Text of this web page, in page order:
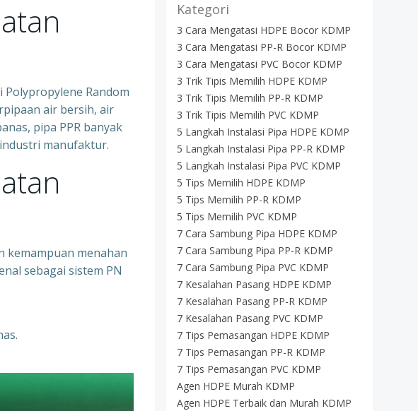
Polypropylene Random
air bersih, air
pipa PPR banyak
manufaktur.
kemampuan menahan
sebagai sistem PN
Kategori
3 Cara Mengatasi HDPE Bocor KDMP
3 Cara Mengatasi PP-R Bocor KDMP
3 Cara Mengatasi PVC Bocor KDMP
3 Trik Tipis Memilih HDPE KDMP
3 Trik Tipis Memilih PP-R KDMP
3 Trik Tipis Memilih PVC KDMP
5 Langkah Instalasi Pipa HDPE KDMP
5 Langkah Instalasi Pipa PP-R KDMP
5 Langkah Instalasi Pipa PVC KDMP
5 Tips Memilih HDPE KDMP
5 Tips Memilih PP-R KDMP
5 Tips Memilih PVC KDMP
7 Cara Sambung Pipa HDPE KDMP
7 Cara Sambung Pipa PP-R KDMP
7 Cara Sambung Pipa PVC KDMP
7 Kesalahan Pasang HDPE KDMP
7 Kesalahan Pasang PP-R KDMP
7 Kesalahan Pasang PVC KDMP
7 Tips Pemasangan HDPE KDMP
7 Tips Pemasangan PP-R KDMP
7 Tips Pemasangan PVC KDMP
Agen HDPE Murah KDMP
Agen HDPE Terbaik dan Murah KDMP